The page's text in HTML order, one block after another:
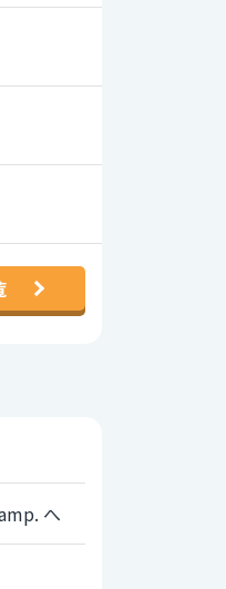
へ